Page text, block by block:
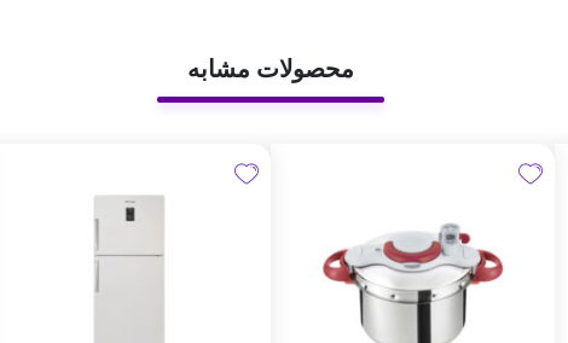
محصولات مشابه